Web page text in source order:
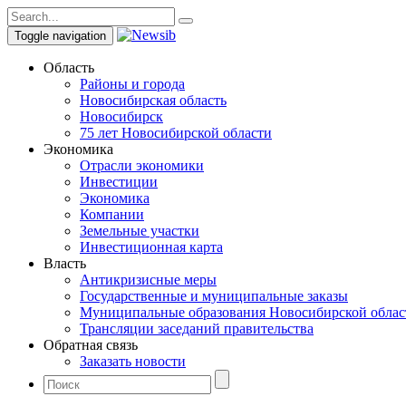
Toggle navigation
Область
Районы и города
Новосибирская область
Новосибирск
75 лет Новосибирской области
Экономика
Отрасли экономики
Инвестиции
Экономика
Компании
Земельные участки
Инвестиционная карта
Власть
Антикризисные меры
Государственные и муниципальные заказы
Муниципальные образования Новосибирской
Трансляции заседаний правительства
Обратная связь
Заказать новости